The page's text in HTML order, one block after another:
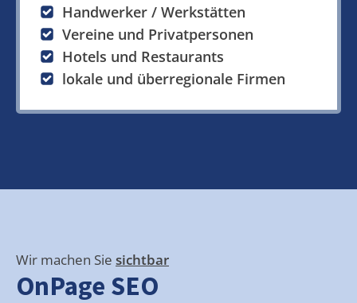
Handwerker / Werkstätten
Vereine und Privatpersonen
Hotels und Restaurants
lokale und überregionale Firmen
Wir machen Sie sichtbar
OnPage SEO